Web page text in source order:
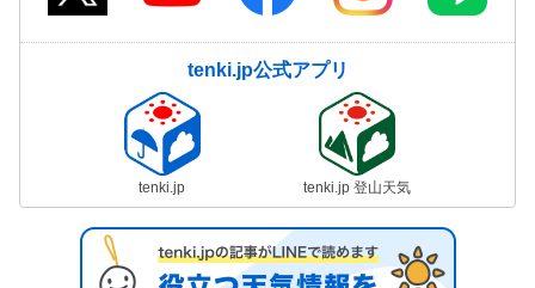
tenki.jp公式アプリ
tenki.jp tenki.jp 登山天気